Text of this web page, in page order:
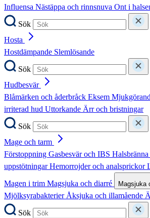
Influensa Nästäppa och rinnsnuva Ont i
Sök
Hosta
Hostdämpande Slemlösande
Sök
Hudbesvär
Blåmärken och åderbråck Eksem
irriterad hud Uttorkande Ärr och bristningar
Sök
Mage och tarm
Förstoppning Gasbesvär och IBS
uppstötningarHemorrojder och analsprickor
Magen i trim Magsjuka och diarré Magsjuka
MjölksyrabakterierÅksjuka och illamående
Sök